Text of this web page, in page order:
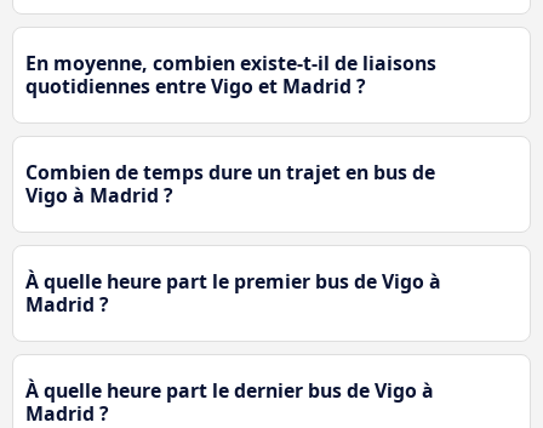
En moyenne, combien existe-t-il de liaisons
quotidiennes entre Vigo et Madrid ?
Combien de temps dure un trajet en bus de
Vigo à Madrid ?
À quelle heure part le premier bus de Vigo à
Madrid ?
À quelle heure part le dernier bus de Vigo à
Madrid ?